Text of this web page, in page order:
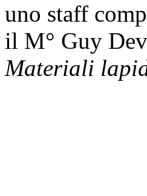
uno staff
il M° Guy
Materiali